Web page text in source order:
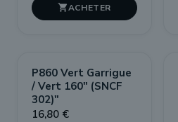

P860 Vert Garrigue
/ Vert 160" (SNCF
302)"
16,80 €